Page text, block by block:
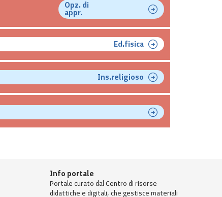
Opz. di
appr.
Ed.fisica
Ins.religioso
Info portale
Portale curato dal Centro di risorse
didattiche e digitali, che gestisce materiali